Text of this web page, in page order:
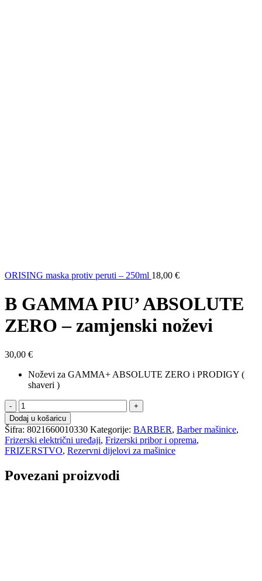
ORISING maska protiv peruti – 250ml 18,00 €
B GAMMA PIU’ ABSOLUTE
ZERO – zamjenski noževi
30,00 €
Noževi za GAMMA+ ABSOLUTE ZERO i PRODIGY (
shaveri )
B
GAMMA
PIU'
ABSOLUTE
ZERO
-
noževi
Dodaj u košaricu
Šifra: 8021660010330 Kategorije: BARBER, Barber mašinice,
Frizerski električni uređaji, Frizerski pribor i oprema,
FRIZERSTVO, Rezervni dijelovi za mašinice
Povezani proizvodi